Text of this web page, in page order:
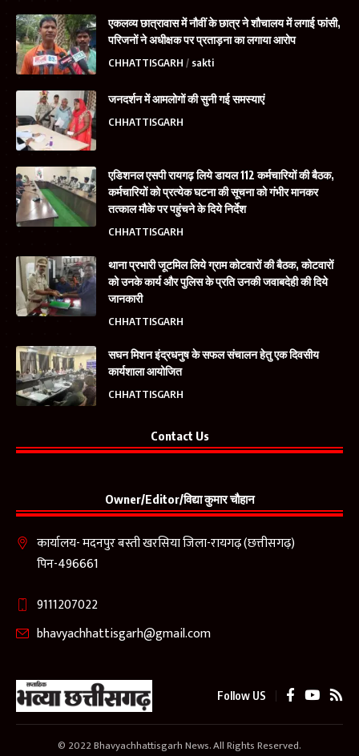
एकलव्य छात्रावास में नौवीं के छात्र ने शौचालय में लगाई फांसी,
परिजनों ने अधीक्षक पर प्रताड़ना का लगाया आरोप
CHHATTISGARH sakti
जनदर्शन में आमलोगों की सुनी गई समस्याएं
CHHATTISGARH
एडिशनल एसपी रायगढ़ लिये डायल 112 कर्मचारियों की बैठक,
कर्मचारियों को प्रत्येक घटना की सूचना को गंभीर मानकर
तत्काल मौके पर पहुंचने के दिये निर्देश
CHHATTISGARH
थाना प्रभारी जूटमिल लिये ग्राम कोटवारों की बैठक, कोटवारों
को उनके कार्य और पुलिस के प्रति उनकी जवाबदेही की दिये
जानकारी
CHHATTISGARH
सघन मिशन इंद्रधनुष के सफल संचालन हेतु एक दिवसीय
कार्यशाला आयोजित
CHHATTISGARH
Contact Us
Owner/Editor/विद्या कुमार चौहान
कार्यालय- मदनपुर बस्ती खरसिया जिला-रायगढ़ (छत्तीसगढ़)
पिन-496661
9111207022
bhavyachhattisgarh@gmail.com
Follow US
© 2022 Bhavyachhattisgarh News. All Rights Reserved.